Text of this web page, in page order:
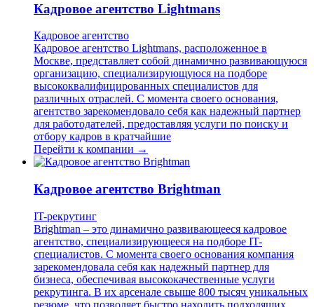
Кадровое агентство Lightmans
Кадровое агентство
Кадровое агентство Lightmans, расположенное в
Москве, представляет собой динамично развивающуюся
организацию, специализирующуюся на подборе
высококвалифицированных специалистов для
различных отраслей. С момента своего основания,
агентство зарекомендовало себя как надежный партнер
для работодателей, предоставляя услуги по поиску и
отбору кадров в кратчайшие
Перейти к компании →
Кадровое агентство Brightman
IT-рекрутинг
Brightman – это динамично развивающееся кадровое
агентство, специализирующееся на подборе IT-
специалистов. С момента своего основания компания
зарекомендовала себя как надежный партнер для
бизнеса, обеспечивая высококачественные услуги
рекрутинга. В их арсенале свыше 800 тысяч уникальных
резюме, что позволяет быстро находить подходящих